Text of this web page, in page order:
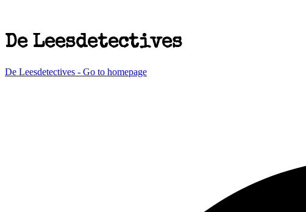
De Leesdetectives
De Leesdetectives - Go to homepage